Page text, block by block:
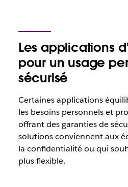
Les applications
pour un usage
sécurisé
Certaines applications
les besoins personnels et
offrant des garanties de
solutions conviennent aux
la confidentialité ou qui
plus flexible.